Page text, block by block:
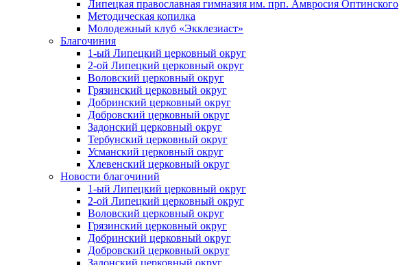
Липецкая православная гимназия им. прп. Амвросия Оптинского
Методическая копилка
Молодежный клуб «Экклезиаст»
Благочиния
1-ый Липецкий церковный округ
2-ой Липецкий церковный округ
Воловский церковный округ
Грязинский церковный округ
Добринский церковный округ
Добровский церковный округ
Задонский церковный округ
Тербунский церковный округ
Усманский церковный округ
Хлевенский церковный округ
Новости благочиний
1-ый Липецкий церковный округ
2-ой Липецкий церковный округ
Воловский церковный округ
Грязинский церковный округ
Добринский церковный округ
Добровский церковный округ
Задонский церковный округ